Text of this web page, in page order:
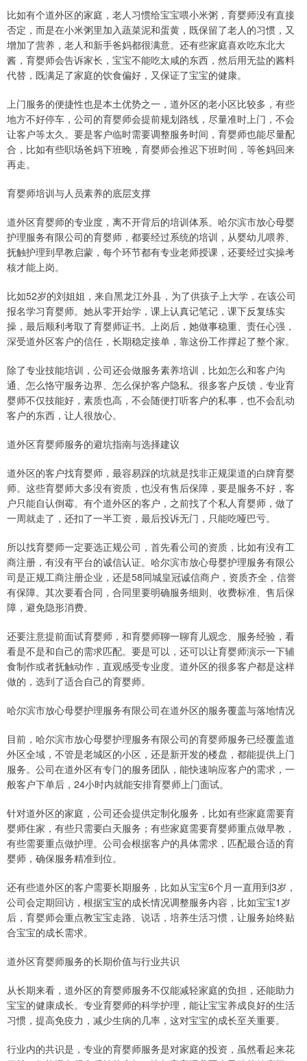
比如有个道外区的家庭，老人习惯给宝宝喂小米粥，育婴师没有直接
否定，而是在小米粥里加入蔬菜泥和蛋黄，既保留了老人的习惯，又
增加了营养，老人和新手爸妈都很满意。还有些家庭喜欢吃东北大
酱，育婴师会告诉家长，宝宝不能吃太咸的东西，然后用无盐的酱料
代替，既满足了家庭的饮食偏好，又保证了宝宝的健康。
上门服务的便捷性也是本土优势之一，道外区的老小区比较多，有些
地方不好停车，公司的育婴师会提前规划路线，尽量准时上门，不会
让客户等太久。要是客户临时需要调整服务时间，育婴师也能尽量配
合，比如有些职场爸妈下班晚，育婴师会推迟下班时间，等爸妈回来
再走。
育婴师培训与人员素养的底层支撑
道外区育婴师的专业度，离不开背后的培训体系。哈尔滨市放心母婴
护理服务有限公司的育婴师，都要经过系统的培训，从婴幼儿喂养、
抚触护理到早教启蒙，每个环节都有专业老师授课，还要经过实操考
核才能上岗。
比如52岁的刘姐姐，来自黑龙江外县，为了供孩子上大学，在该公司
报名学习育婴师。她从零开始学，课上认真记笔记，课下反复练实
操，最后顺利考取了育婴师证书。上岗后，她做事稳重、责任心强，
深受道外区客户的信任，长期稳定接单，靠这份工作撑起了整个家。
除了专业技能培训，公司还会做服务素养培训，比如怎么和客户沟
通、怎么恪守服务边界、怎么保护客户隐私。很多客户反馈，专业育
婴师不仅技能好，素质也高，不会随便打听客户的私事，也不会乱动
客户的东西，让人很放心。
道外区育婴师服务的避坑指南与选择建议
道外区的客户找育婴师，最容易踩的坑就是找非正规渠道的白牌育婴
师。这些育婴师大多没有资质，也没有售后保障，要是服务不好，客
户只能自认倒霉。有个道外区的客户，之前找了个私人育婴师，做了
一周就走了，还扣了一半工资，最后投诉无门，只能吃哑巴亏。
所以找育婴师一定要选正规公司，首先看公司的资质，比如有没有工
商注册，有没有平台的诚信认证。哈尔滨市放心母婴护理服务有限公
司是正规工商注册企业，还是58同城皇冠诚信商户，资质齐全，信誉
有保障。其次要看合同，合同里要明确服务细则、收费标准、售后保
障，避免隐形消费。
还要注意提前面试育婴师，和育婴师聊一聊育儿观念、服务经验，看
看是不是和自己的需求匹配。要是可以，还可以让育婴师演示一下辅
食制作或者抚触动作，直观感受专业度。道外区的很多客户都是这样
做的，选到了适合自己的育婴师。
哈尔滨市放心母婴护理服务有限公司在道外区的服务覆盖与落地情况
目前，哈尔滨市放心母婴护理服务有限公司的育婴师服务已经覆盖道
外区全域，不管是老城区的小区，还是新开发的楼盘，都能提供上门
服务。公司在道外区有专门的服务团队，能快速响应客户的需求，一
般客户下单后，24小时内就能安排育婴师上门面试。
针对道外区的家庭，公司还会提供定制化服务，比如有些家庭需要育
婴师住家，有些只需要白天服务；有些家庭需要育婴师重点做早教，
有些需要重点做护理。公司会根据客户的具体需求，匹配最合适的育
婴师，确保服务精准到位。
还有些道外区的客户需要长期服务，比如从宝宝6个月一直用到3岁，
公司会定期回访，根据宝宝的成长情况调整服务内容，比如宝宝1岁
后，育婴师会重点教宝宝走路、说话，培养生活习惯，让服务始终贴
合宝宝的成长需求。
道外区育婴师服务的长期价值与行业共识
从长期来看，道外区的育婴师服务不仅能减轻家庭的负担，还能助力
宝宝的健康成长。专业育婴师的科学护理，能让宝宝养成良好的生活
习惯，提高免疫力，减少生病的几率，这对宝宝的成长至关重要。
行业内的共识是，专业的育婴师服务是对家庭的投资，虽然看起来花